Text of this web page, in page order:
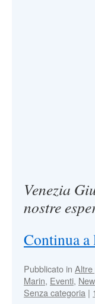
Venezia
nostre
Continua a
Pubblicato in Altre
Marin, Eventi,
Senza categoria |